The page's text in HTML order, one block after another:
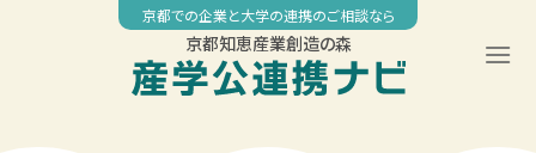
京都での企業と大学の連携のご相談なら
京都知恵産業創造の森